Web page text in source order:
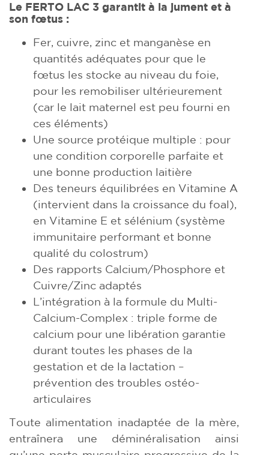
Le FERTO LAC 3 garantit à la jument et à
son fœtus :
Fer, cuivre, zinc et manganèse en
quantités adéquates pour que le
fœtus les stocke au niveau du foie,
pour les remobiliser ultérieurement
(car le lait maternel est peu fourni en
ces éléments)
Une source protéique multiple : pour
une condition corporelle parfaite et
une bonne production laitière
Des teneurs équilibrées en Vitamine A
(intervient dans la croissance du foal),
en Vitamine E et sélénium (système
immunitaire performant et bonne
qualité du colostrum)
Des rapports Calcium/Phosphore et
Cuivre/Zinc adaptés
L’intégration à la formule du Multi-
Calcium-Complex : triple forme de
calcium pour une libération garantie
durant toutes les phases de la
gestation et de la lactation –
prévention des troubles ostéo-
articulaires
Toute alimentation inadaptée de la mère,
entraînera une déminéralisation ainsi